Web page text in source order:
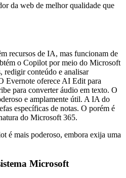
da web de melhor qualidade que
recursos de IA, mas funcionam de
o Copilot por meio do Microsoft
redigir conteúdo e analisar
Evernote oferece AI Edit para
para converter áudio em texto. O
e amplamente útil. A IA do
específicas de notas. O porém é
do Microsoft 365.
é mais poderoso, embora exija uma
Microsoft